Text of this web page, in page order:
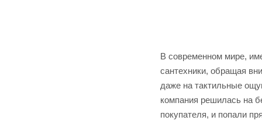
В современном мире,
сантехники, обращая
даже на тактильные
компания решилась на
покупателя, и попали